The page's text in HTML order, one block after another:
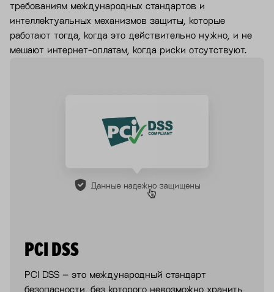
требованиям международных стандартов и
интеллектуальных механизмов защиты, которые
работают тогда, когда это действительно нужно, и не
мешают интернет-оплатам, когда риски отсутствуют.
PCI DSS
PCI DSS – это международный стандарт
безопасности, без которого невозможно хранить